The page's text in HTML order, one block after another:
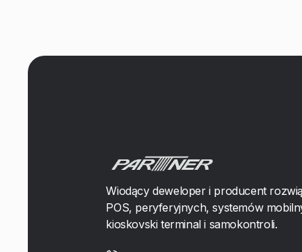
Wiodący deweloper i producent
POS, peryferyjnych, systemów
kioskovski terminal i samokontroli.